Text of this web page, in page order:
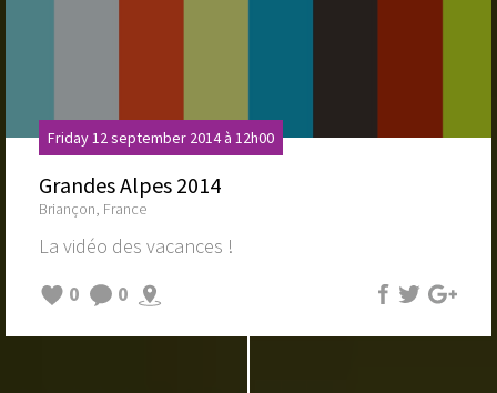
Friday 12 september 2014 à 12h00
Grandes Alpes 2014
Briançon, France
La vidéo des vacances !
0
0